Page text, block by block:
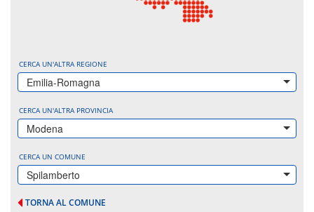
CERCA UN'ALTRA REGIONE
Emilia-Romagna
CERCA UN'ALTRA PROVINCIA
Modena
CERCA UN COMUNE
Spilamberto
TORNA AL COMUNE